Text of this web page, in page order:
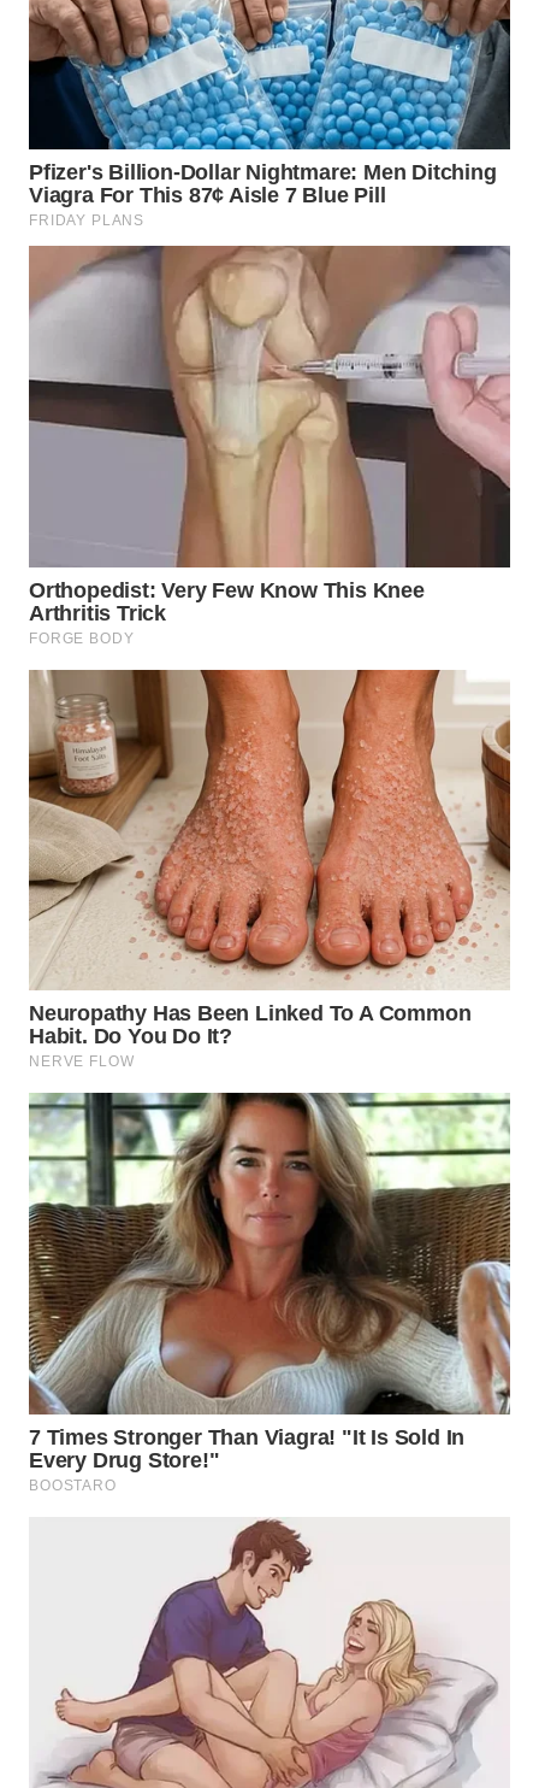
WN
SIMALUNGUN
WN
LABUHANBATU
WN
TAPANULI
TENGAH
WN
TEBING
WN
KARAWANG
WN
BEKASI
WN
BOGOR
WN
DEPOK
WN
TAPANULI
UTARA
SAMOSIR
WN
PADANG
LAWAS
WN
SUMEDANG
WN
CIANJUR
WN
KEPULAUAN
BINJAI
WN
CIREBON